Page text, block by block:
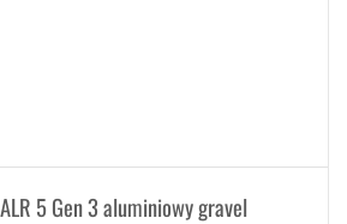
5 Gen 3 aluminiowy gravel